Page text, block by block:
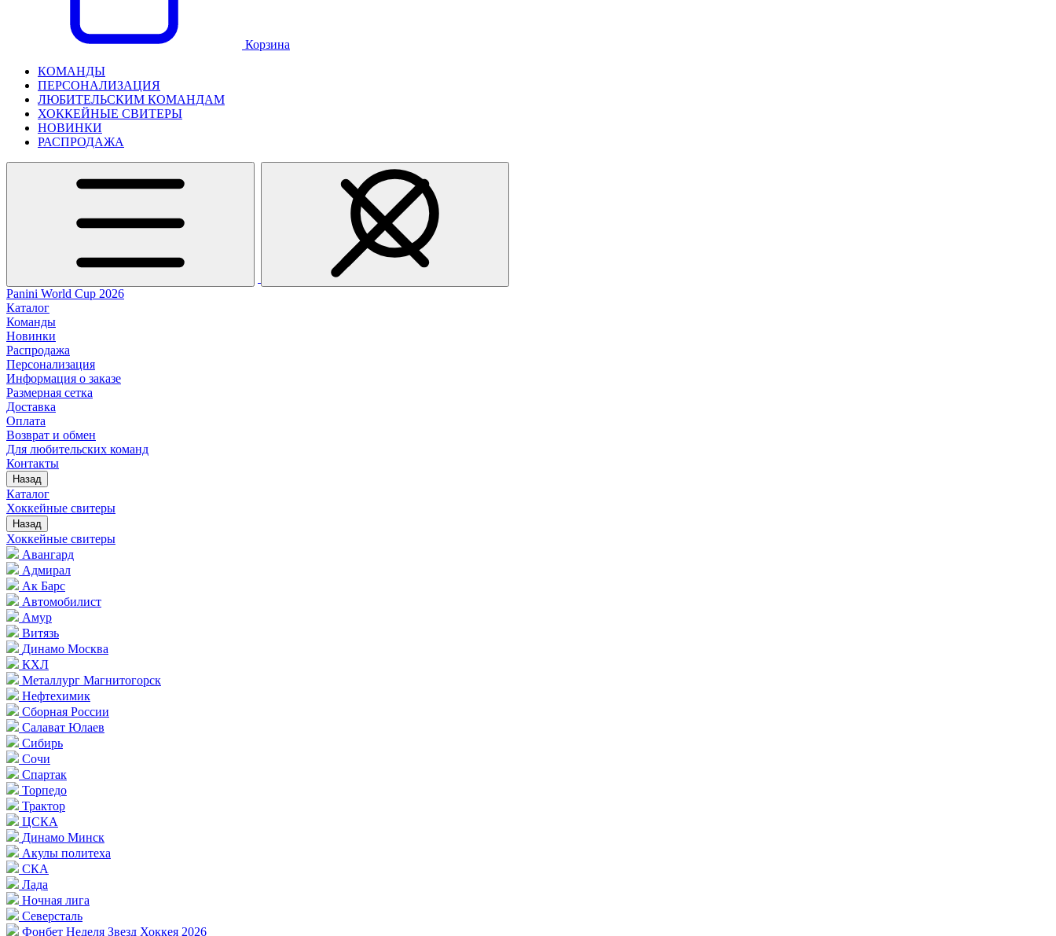
Корзина
КОМАНДЫ
ПЕРСОНАЛИЗАЦИЯ
ЛЮБИТЕЛЬСКИМ КОМАНДАМ
ХОККЕЙНЫЕ СВИТЕРЫ
НОВИНКИ
РАСПРОДАЖА
Panini World Cup 2026
Каталог
Команды
Новинки
Распродажа
Персонализация
Информация о заказе
Размерная сетка
Доставка
Оплата
Возврат и обмен
Для любительских команд
Контакты
Назад
Каталог
Хоккейные свитеры
Назад
Хоккейные свитеры
Авангард
Адмирал
Ак Барс
Автомобилист
Амур
Витязь
Динамо Москва
КХЛ
Металлург Магнитогорск
Нефтехимик
Сборная России
Салават Юлаев
Сибирь
Сочи
Спартак
Торпедо
Трактор
ЦСКА
Динамо Минск
Акулы политеха
СКА
Лада
Ночная лига
Северсталь
Фонбет Неделя Звезд Хоккея 2026